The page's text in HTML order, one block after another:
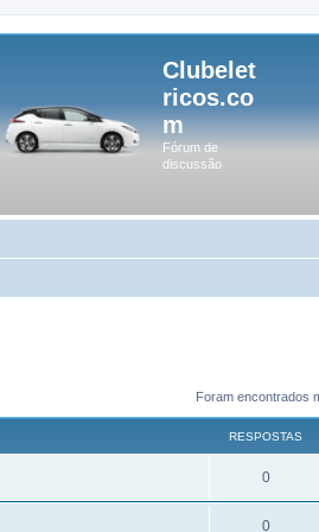
Clubelet
ricos.co
m
Fórum de
discussão
Foram encontrados
RESPOSTAS
0
0